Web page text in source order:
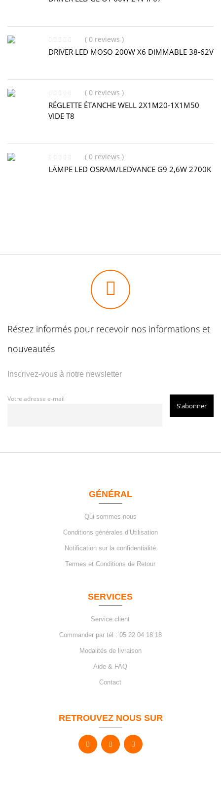
( 0 reviews )
DRIVER LED MOSO 200W X6 DIMMABLE 38-62V
( 0 reviews )
RÉGLETTE ÉTANCHE WELL 2X1M20-1X1M50
VIDE T8
( 0 reviews )
LAMPE LED OSRAM/LEDVANCE G9 2,6W 2700K
Réstez informés pour recevoir nos informations et
nouveautés
Inscrivez-vous à notre newsletter
Votre adresse e-mail
GÉNÉRAL
Qui sommes-nous
Conditions générales d’Utilisation
Notification sur la confidentialité
Termes et Conditions de Retour
SERVICES
Service client
Commander par tél : 05 22 04 18 18
Modalités de livraison
Aide & FAQ
Contact
RETROUVEZ NOUS SUR